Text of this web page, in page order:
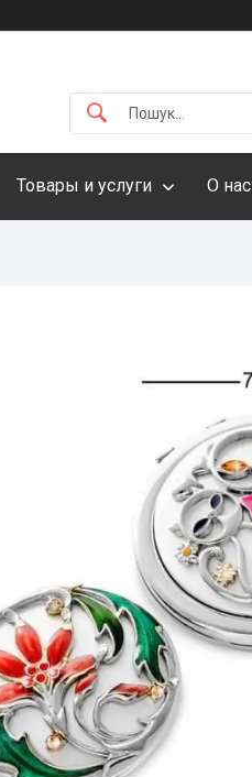
Товары и услуги О нас